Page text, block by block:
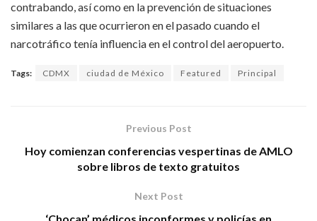
contrabando, así como en la prevención de situaciones
similares a las que ocurrieron en el pasado cuando el
narcotráfico tenía influencia en el control del aeropuerto.
Tags: CDMX ciudad de México Featured Principal
Previous Post
Hoy comienzan conferencias vespertinas de AMLO
sobre libros de texto gratuitos
Next Post